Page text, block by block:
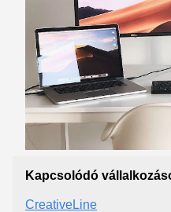
Kapcsolódó
CreativeLine